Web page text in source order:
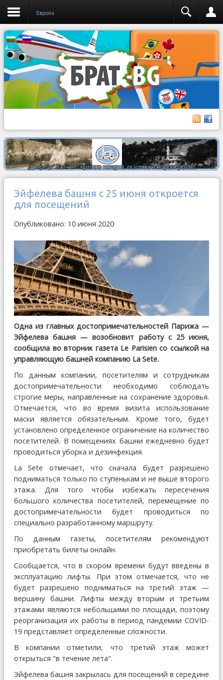
Европа
Эйфелева башня с 25 июня откроется
для посещений
Опубликовано: 10 июня 2020
Одна из главных достопримечательностей Парижа —
Эйфелева башня — возобновит работу с 25 июня,
сообщила во вторник газета Le Parisien со ссылкой на
управляющую башней компанию La Sete.
По данным компании, посетителям и сотрудникам
достопримечательности необходимо соблюдать
строгие меры, направленные на сохранение здоровья.
Отмечается, что во время визита использование
маски является обязательным. Кроме того, будет
установлено определенное ограничение на количество
посетителей. В помещениях башни ежедневно будет
проводиться уборка и дезинфекция.
La Sete отмечает, что сначала будет разрешено
подниматься только по ступенькам и не выше второго
этажа. Для того чтобы избежать пересечения
большого количества посетителей, перемещение по
достопримечательности будет проводиться по
специально разработанному маршруту.
По данным газеты, посетителям рекомендуют
приобретать билеты онлайн.
Сообщается, что в скором времени будут введены в
эксплуатацию лифты. При этом отмечается, что не
будет разрешено подниматься на третий этаж —
вершину башни. Лифты между вторым и третьим
этажами являются небольшими по площади, поэтому
реорганизация их работы в период пандемии COVID-
19 представляет определенные сложности.
В компании отметили, что третий этаж может
открыться "в течение лета".
Эйфелева башня закрылась для посещений в середине